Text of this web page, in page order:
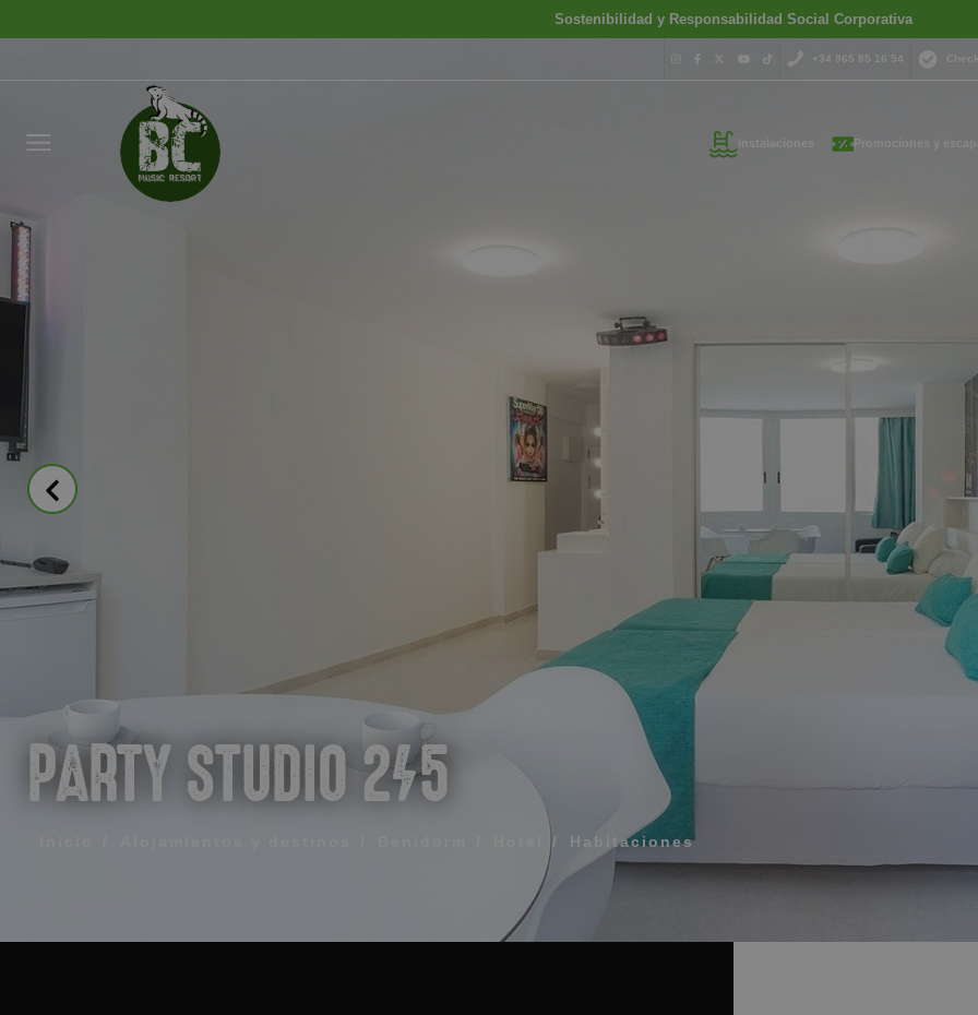
Sostenibilidad y Responsabilidad Social Corporativa
+34 965 85 16 54
Estamos
¿Qué incluye mi
Cómo reservar y
Modificar mi reserva
llamaremos lo antes posible
HORARIO PREFERIDO PARA QUE TE LLAMEMOS
Acepto los términos y las condiciones de privacidad
PARTY STUDIO 2/5
Habitaciones